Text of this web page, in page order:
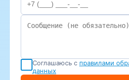
Соглашаюсь с правилами
данных